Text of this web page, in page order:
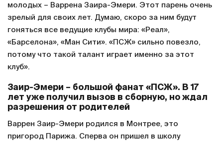
молодых – Варрена Заира-Эмери. Этот парень очень
зрелый для своих лет. Думаю, скоро за ним будут
гоняться все ведущие клубы мира: «Реал»,
«Барселона», «Ман Сити». «ПСЖ» сильно повезло,
потому что такой талант играет именно за этот
клуб».
Заир-Эмери – большой фанат «ПСЖ». В 17
лет уже получил вызов в сборную, но ждал
разрешения от родителей
Варрен Заир-Эмери родился в Монтрее, это
пригород Парижа. Сперва он пришел в школу